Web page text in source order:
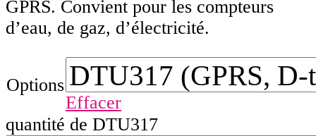
GPRS. Convient pour les compteurs
d’eau, de gaz, d’électricité.
Options
Effacer
quantité de DTU317